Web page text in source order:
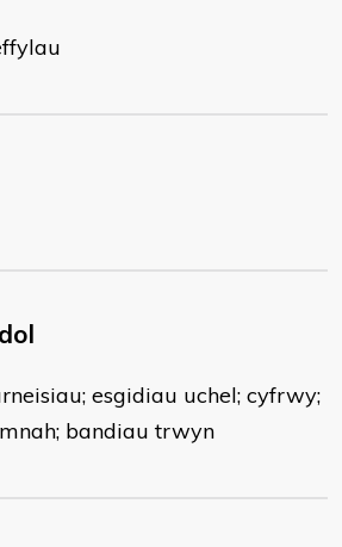
esgidiau uchel; cyfrwy;
bandiau trwyn